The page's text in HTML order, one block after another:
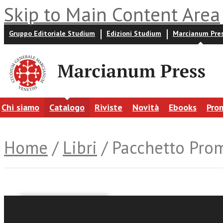
Skip to Main Content Area
Gruppo Editoriale Studium Edizioni Studium Marcianum
Chi siamo Catalogo Riviste Novità Ebooks
Home / Libri / Pacchetto